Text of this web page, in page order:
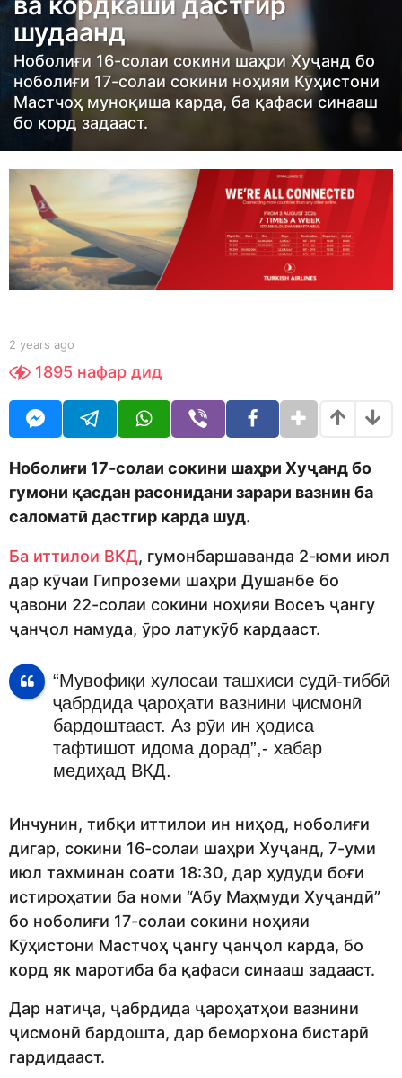
r
s
a
g
o
2
y
s
a
шудаанд
Ноболиғи 16-солаи сокини шаҳри Хуҷанд бо
ноболиғи 17-солаи сокини ноҳияи Кӯҳистони
Мастчоҳ муноқиша карда, ба қафаси синааш
бо корд задааст.
b
S
h
d
o
2 years ago
e
g
1895 нафар дид
Ноболиғи 17-солаи сокини шаҳри Хуҷанд бо
гумони қасдан расонидани зарари вазнин ба
саломатӣ дастгир карда шуд.
Ба иттилои ВКД, гумонбаршаванда 2-юми июл
дар кӯчаи Гипроземи шаҳри Душанбе бо
ҷавони 22-солаи сокини ноҳияи Восеъ ҷангу
ҷанҷол намуда, ӯро латукӯб кардааст.
“Мувофиқи хулосаи ташхиси судӣ-тиббӣ
ҷабрдида ҷароҳати вазнини ҷисмонӣ
бардоштааст. Аз рӯи ин ҳодиса
тафтишот идома дорад”,- хабар
медиҳад ВКД.
Инчунин, тибқи иттилои ин ниҳод, ноболиғи
дигар, сокини 16-солаи шаҳри Хуҷанд, 7-уми
июл тахминан соати 18:30, дар ҳудуди боғи
истироҳатии ба номи “Абу Маҳмуди Хуҷандӣ”
бо ноболиғи 17-солаи сокини ноҳияи
Кӯҳистони Мастчоҳ ҷангу ҷанҷол карда, бо
корд як маротиба ба қафаси синааш задааст.
Дар натиҷа, ҷабрдида ҷароҳатҳои вазнини
ҷисмонӣ бардошта, дар беморхона бистарӣ
гардидааст.